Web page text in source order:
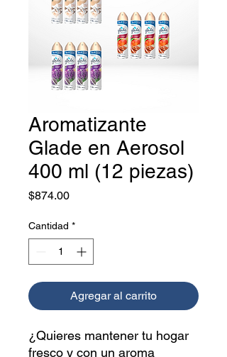
Aromatizante
Glade en Aerosol
400 ml (12 piezas)
$874.00Precio
Cantidad *
Agregar al carrito
¿Quieres mantener tu hogar
fresco y con un aroma